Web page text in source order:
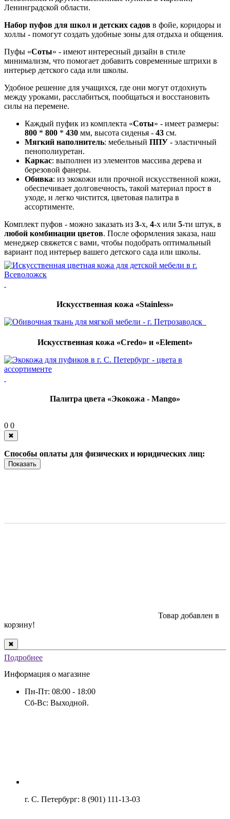
Ленинградской области.
Набор пуфов для школ и детских садов в фойе, коридоры и
холлы - помогут создать удобные зоны для отдыха и общения.
Пуфы «Соты» - имеют интересный дизайн в стиле
минимализм, что помогает добавить современные штрихи в
интерьер детского сада или школы.
Удобное решение для учащихся, где они могут отдохнуть
между уроками, расслабиться, пообщаться и восстановить
силы на перемене.
Каждый пуфик из комплекта «Соты» - имеет размеры:
800 * 800 * 430 мм, высота сиденья - 43 см.
Мягкий наполнитель: мебельный ППУ - эластичный
пенополиуретан.
Каркас: выполнен из элементов массива дерева и
березовой фанеры.
Обивка: из экокожи или прочной искусственной кожи,
обеспечивает долговечность, такой материал прост в
уходе, и легко чистится, цветовая палитра в
ассортименте.
Комплект пуфов - можно заказать из 3-х, 4-х или 5-ти штук, в
любой комбинации цветов. После оформления заказа, наш
менеджер свяжется с вами, чтобы подобрать оптимальный
вариант под интерьер вашего детского сада или школы.
Искусственная кожа «Stainless»
Искусственная кожа «Credo» и «Element»
Палитра цвета «Экокожа - Mango»
0 0
✖
Способы оплаты для физических и юридических лиц:
Показать
Товар добавлен в
корзину!
✖
Подробнее
Информация о магазине
Пн-Пт: 08:00 - 18:00
Сб-Вс: Выходной.
г. С. Петербург: 8 (901) 111-13-03